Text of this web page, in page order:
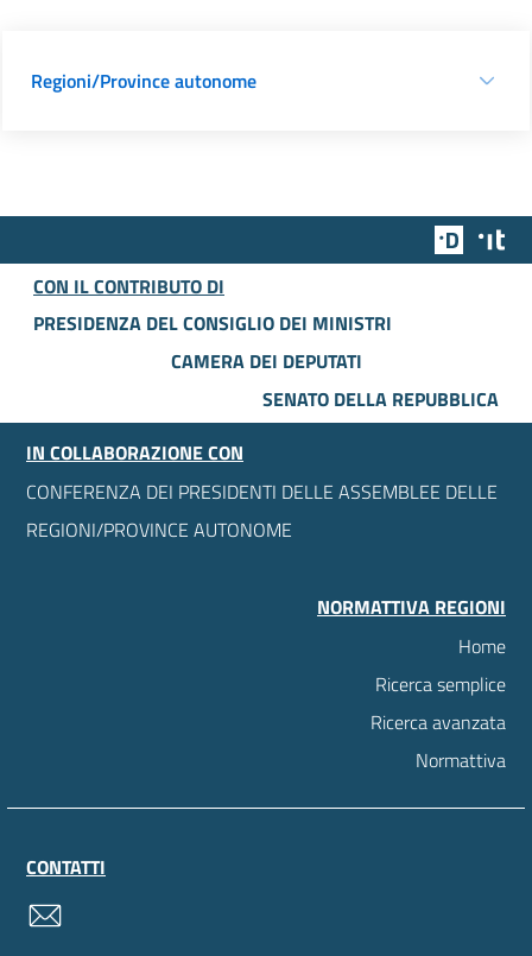
Regioni/Province autonome
Team
CON IL CONTRIBUTO DI
PRESIDENZA DEL CONSIGLIO DEI MINISTRI
CAMERA DEI DEPUTATI
SENATO DELLA REPUBBLICA
IN COLLABORAZIONE CON
CONFERENZA DEI PRESIDENTI DELLE ASSEMBLEE DELLE
REGIONI/PROVINCE AUTONOME
NORMATTIVA REGIONI
Home
Ricerca semplice
Ricerca avanzata
Normattiva
CONTATTI